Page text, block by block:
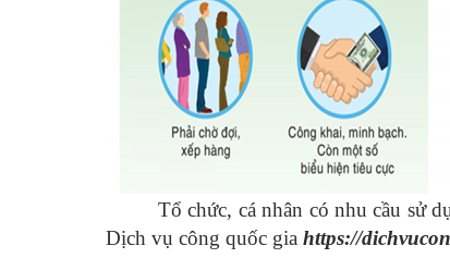
Tổ chức, cá nhân có nhu cầu sử
Dịch vụ công quốc gia https://